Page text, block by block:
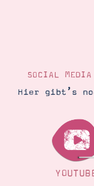
SOCIAL MEDIA
Hier gibt’s